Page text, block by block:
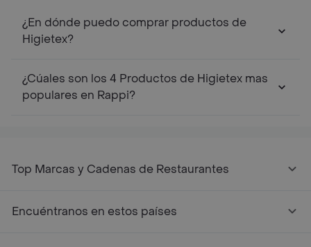
¿En dónde puedo comprar productos de
Higietex?
¿Cúales son los 4 Productos de Higietex mas
populares en Rappi?
Top Marcas y Cadenas de Restaurantes
Encuéntranos en estos países